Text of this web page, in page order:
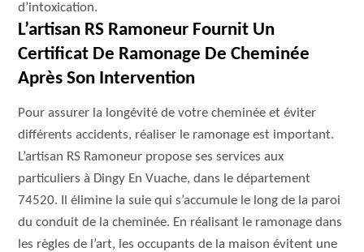
d’intoxication.
L’artisan RS Ramoneur Fournit Un
Certificat De Ramonage De Cheminée
Après Son Intervention
Pour assurer la longévité de votre cheminée et éviter
différents accidents, réaliser le ramonage est important.
L’artisan RS Ramoneur propose ses services aux
particuliers à Dingy En Vuache, dans le département
74520. Il élimine la suie qui s’accumule le long de la paroi
du conduit de la cheminée. En réalisant le ramonage dans
les règles de l’art, les occupants de la maison évitent une